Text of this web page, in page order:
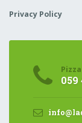
Privacy Policy
059